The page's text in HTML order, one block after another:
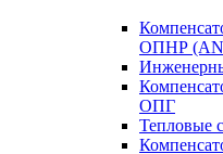
ОПНР
ОПГ
Тепловые